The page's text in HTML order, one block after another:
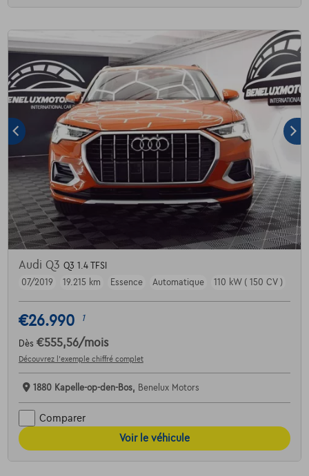
Audi Q3 Q3 1.4 TFSI
07/2019
19.215 km Essence Automatique 110 kW ( 150 CV )
€26.990 1
Dès €555,56/mois
Découvrez l’exemple chiffré complet
1880 Kapelle-op-den-Bos, Benelux Motors
Comparer
Voir le véhicule